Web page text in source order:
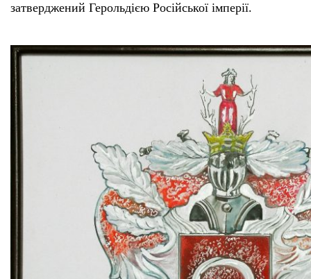
затверджений Герольдією Російської імперії.